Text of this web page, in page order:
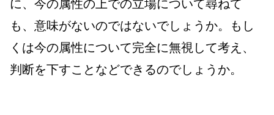
に、今の属性の上での立場について尋ねて
も、意味がないのではないでしょうか。もし
くは今の属性について完全に無視して考え、
判断を下すことなどできるのでしょうか。